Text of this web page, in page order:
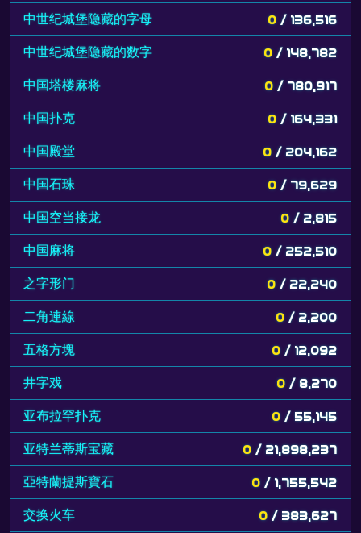
中世纪城堡隐藏的字母 0 / 136,516
中世纪城堡隐藏的数字 0 / 148,782
中国塔楼麻将 0 / 780,917
中国扑克 0 / 164,331
中国殿堂 0 / 204,162
中国石珠 0 / 79,629
中国空当接龙 0 / 2,815
中国麻将 0 / 252,510
之字形门 0 / 22,240
二角連線 0 / 2,200
五格方塊 0 / 12,092
井字戏 0 / 8,270
亚布拉罕扑克 0 / 55,145
亚特兰蒂斯宝藏 0 / 21,898,237
亞特蘭提斯寶石 0 / 1,755,542
交换火车 0 / 383,627